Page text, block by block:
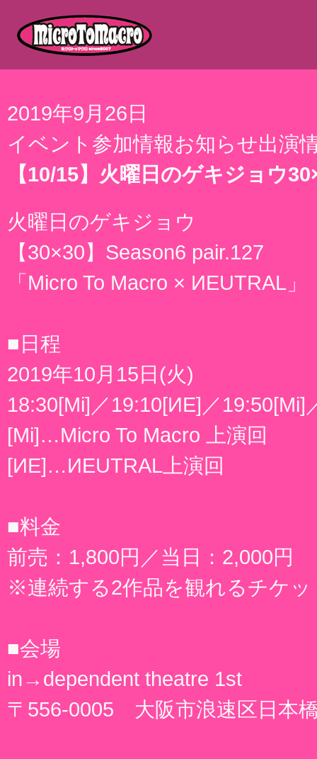
2019年9月26日
イベント参加情報お知らせ出演
【10/15】火曜日のゲキジョウ
火曜日のゲキジョウ
【30×30】Season6 pair.127
「Micro To Macro × ИEUTRAL」
■日程
2019年10月15日(火)
18:30[Mi]／19:10[ИE]／19:50[Mi]
[Mi]…Micro To Macro 上演回
[ИE]…ИEUTRAL上演回
■料金
前売：1,800円／当日：2,000円
※連続する2作品を観れるチケッ
■会場
in→dependent theatre 1st
〒556-0005 大阪市浪速区日本